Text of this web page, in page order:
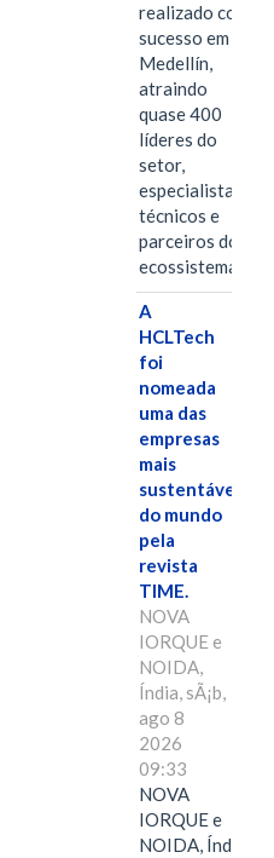
realizado com
sucesso em
Medellín,
atraindo
quase 400
líderes do
setor,
especialistas
técnicos e
parceiros do
ecossistema.…
A
HCLTech
foi
nomeada
uma das
empresas
mais
sustentáveis
do mundo
pela
revista
TIME.
NOVA
IORQUE e
NOIDA,
Índia, sÃ¡b,
ago 8
2026
09:33
NOVA
IORQUE e
NOIDA, Índia,